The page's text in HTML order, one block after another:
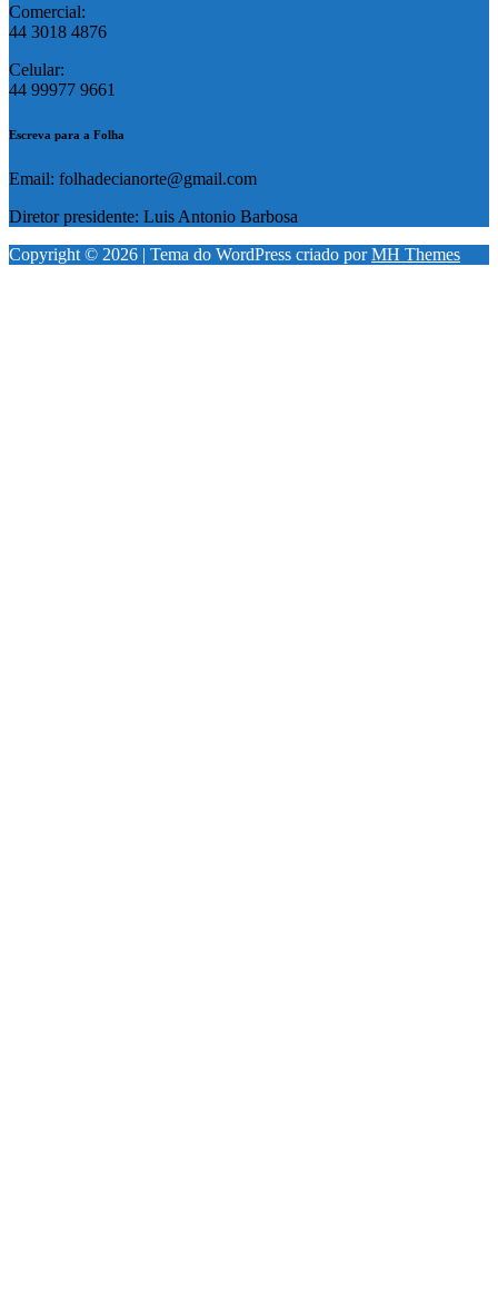
Comercial:
44 3018 4876
Celular:
44 99977 9661
Escreva para a Folha
Email: folhadecianorte@gmail.com
Diretor presidente: Luis Antonio Barbosa
Copyright © 2026 | Tema do WordPress criado porMH Themes